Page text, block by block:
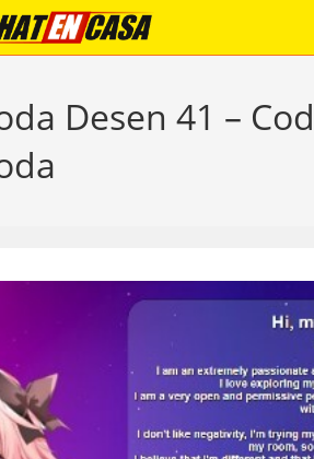
Desen 41 –